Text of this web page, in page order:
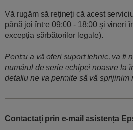
Vă rugăm să rețineți că acest
până joi între 09:00 - 18:00 şi vineri
excepția sărbătorilor legale).
Pentru a vă oferi suport tehnic, va fi
numărul de serie echipei noastre la
detaliu ne va permite să vă sprijinim
Contactați prin e-mail asistența